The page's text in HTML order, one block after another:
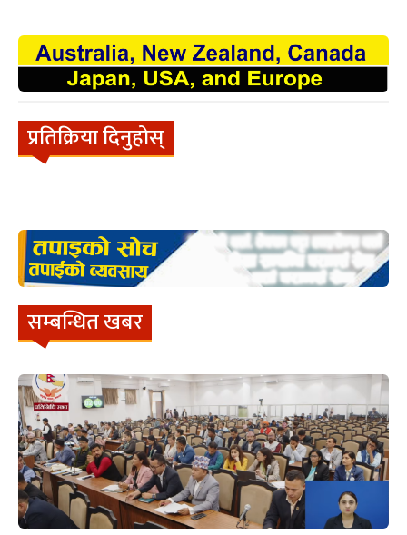
प्रतिक्रिया दिनुहोस्
सम्बन्धित खबर